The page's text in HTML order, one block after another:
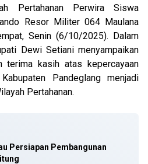
Pertahanan Perwira Siswa
Resor Militer 064 Maulana
Senin (6/10/2025). Dalam
Dewi Setiani menyampaikan
terima kasih atas kepercayaan
Pandeglang menjadi
Pertahanan.
Persiapan Pembangunan